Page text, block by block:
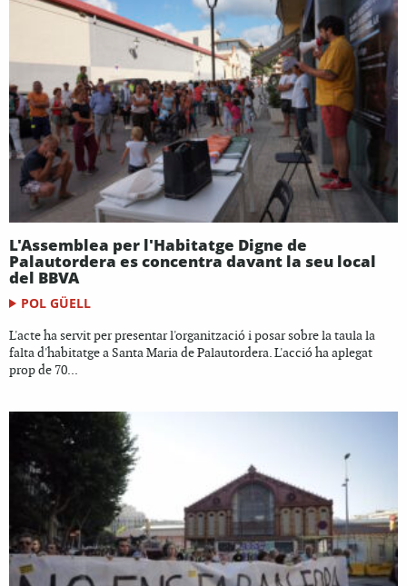
L'Assemblea per l'Habitatge Digne de
Palautordera es concentra davant la seu local
del BBVA
POL GÜELL
L'acte ha servit per presentar l'organització i posar sobre la taula la
falta d'habitatge a Santa Maria de Palautordera. L'acció ha aplegat
prop de 70...